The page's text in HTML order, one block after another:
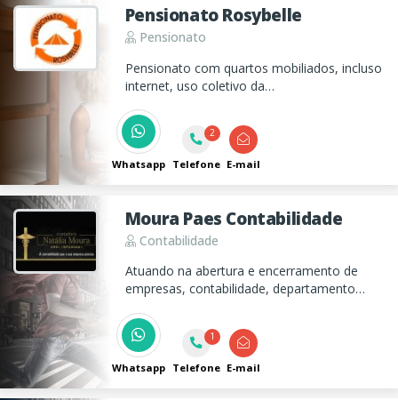
Pensionato Rosybelle
Pensionato
Pensionato com quartos mobiliados, incluso
internet, uso coletivo da
Whatsapp
2
Telefone E-mail
Moura Paes Contabilidade
Contabilidade
Atuando na abertura e encerramento de
empresas, contabilidade, departamento
renda de pessoa física e de pessoa jurídica.
Whatsapp
1
Telefone E-mail